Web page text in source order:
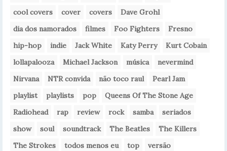
cool covers
cover covers
Dave Grohl
dia dos namorados
filmes Foo Fighters
Fresno
hip-hop
indie Jack White Katy Perry
Kurt Cobain
lollapalooza
Michael Jackson música
nevermind
Nirvana
NTR convida não toco raul
Pearl Jam
playlist
playlists pop
Queens Of The Stone Age
Radiohead
rap review rock samba
seriados
show
soul soundtrack The Beatles
The Killers
The Strokes
todos menos eu top versão